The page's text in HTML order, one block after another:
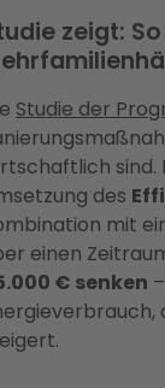
zeigt:
Studie der
sind.
des
mit
einen
€ senken